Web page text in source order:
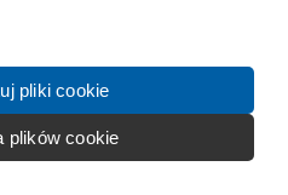
pliki cookie
plików cookie